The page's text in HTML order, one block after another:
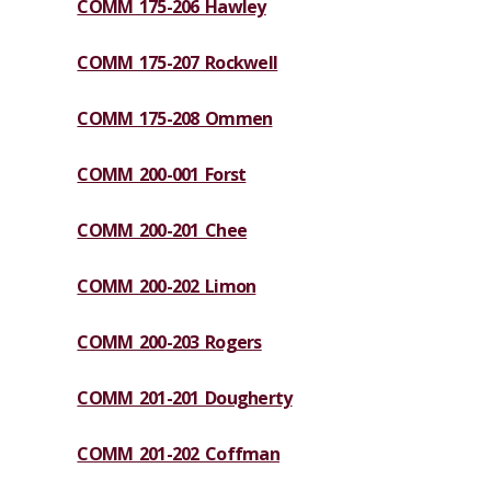
COMM 175-206 Hawley
COMM 175-207 Rockwell
COMM 175-208 Ommen
COMM 200-001 Forst
COMM 200-201 Chee
COMM 200-202 Limon
COMM 200-203 Rogers
COMM 201-201 Dougherty
COMM 201-202 Coffman